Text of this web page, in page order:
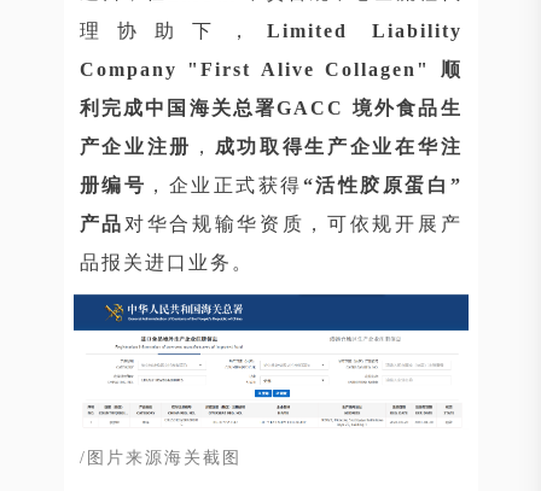
理协助下，Limited Liability
Company "First Alive Collagen" 顺
利完成中国海关总署GACC 境外食品生
产企业注册 ， 成功取得生产企业在华注
册编号 ，企业正式获得“活性胶原蛋白”
产品 对华合规输华资质，可依规开展产
品报关进口业务。
/图片来源海关截图